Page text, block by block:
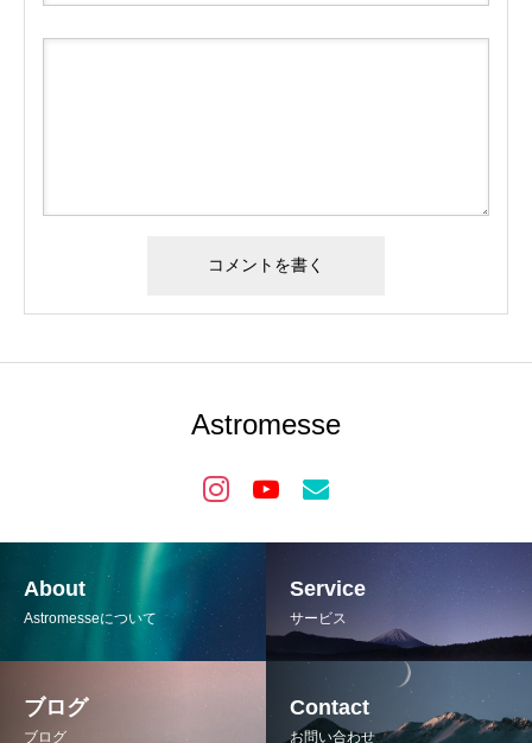
Astromesse
About
Astromesseについて
Service
サービス
ブログ
ブログ
Contact
お問い合わせ